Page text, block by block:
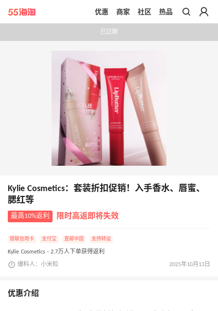
带你去官网买正品
优惠 商家 社区 热品
已过期
Kylie Cosmetics：套装折扣促销！入手香水、唇蜜、
腮红等
最高10%返利 限时高返即将失效
银联信用卡 支付宝 直邮中国 支持转运
Kylie Cosmetics · 2.7万人下单获得返利
爆料人：小米粒 2025年10月13日
优惠介绍